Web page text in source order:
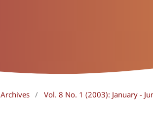
Archives / Vol. 8 No. 1 (2003): January -